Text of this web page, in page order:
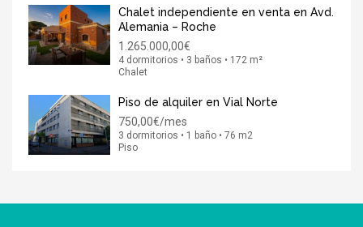
Chalet independiente en venta en Avd.
Alemania – Roche
1.265.000,00€
4 dormitorios • 3 baños • 172 m²
Chalet
Piso de alquiler en Vial Norte
750,00€/mes
3 dormitorios • 1 baño • 76 m2
Piso